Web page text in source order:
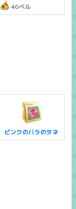
40ベル
ピンクのバラのタネ